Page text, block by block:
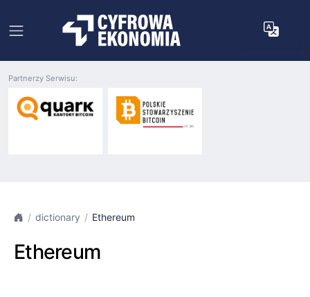
Partnerzy Serwisu:
dictionary Ethereum
Ethereum